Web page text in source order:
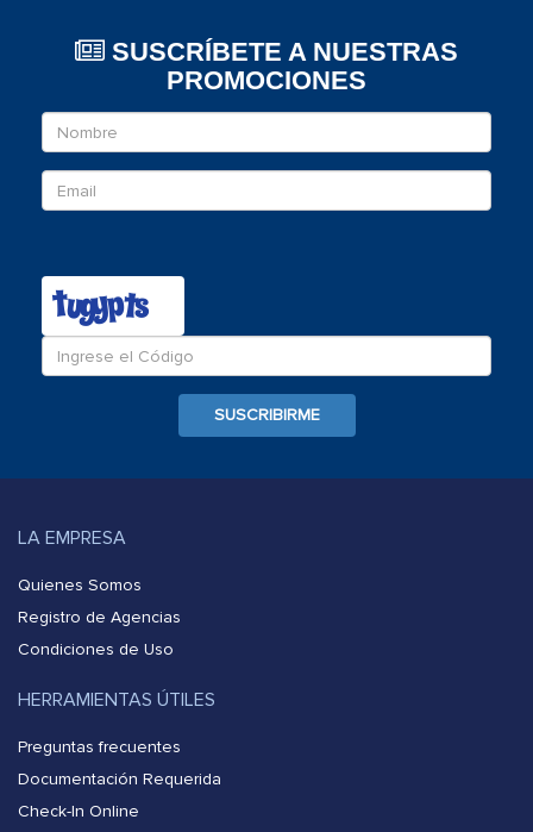
SUSCRÍBETE A NUESTRAS
PROMOCIONES
Nombre
Email
Ingrese
c�digo
SUSCRIBIRME
LA EMPRESA
Quienes Somos
Registro de Agencias
Condiciones de Uso
HERRAMIENTAS ÚTILES
Preguntas frecuentes
Documentación Requerida
Check-In Online